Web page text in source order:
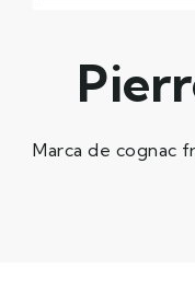
Marca de cognac